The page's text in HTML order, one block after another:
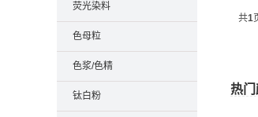
共1
热
荧光染料
色母粒
色浆/色精
钛白粉